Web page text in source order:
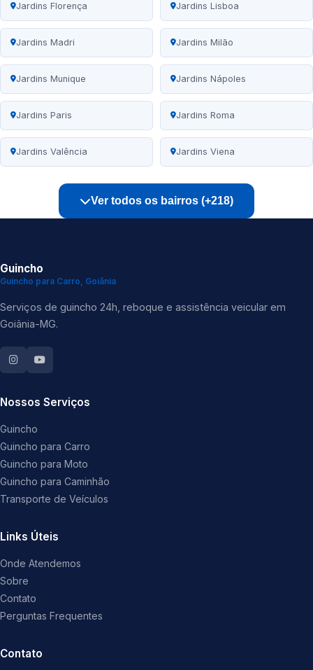
Jardins Florença Jardins Lisboa
Jardins Madri Jardins Milão
Jardins Munique Jardins Nápoles
Jardins Paris Jardins Roma
Jardins Valência Jardins Viena
Ver todos os bairros (+218)
Guincho
Guincho para Carro, Goiânia
Serviços de guincho 24h, reboque e assistência veicular em
Goiânia-MG.
Nossos Serviços
Guincho
Guincho para Carro
Guincho para Moto
Guincho para Caminhão
Transporte de Veículos
Links Úteis
Onde Atendemos
Sobre
Contato
Perguntas Frequentes
Contato